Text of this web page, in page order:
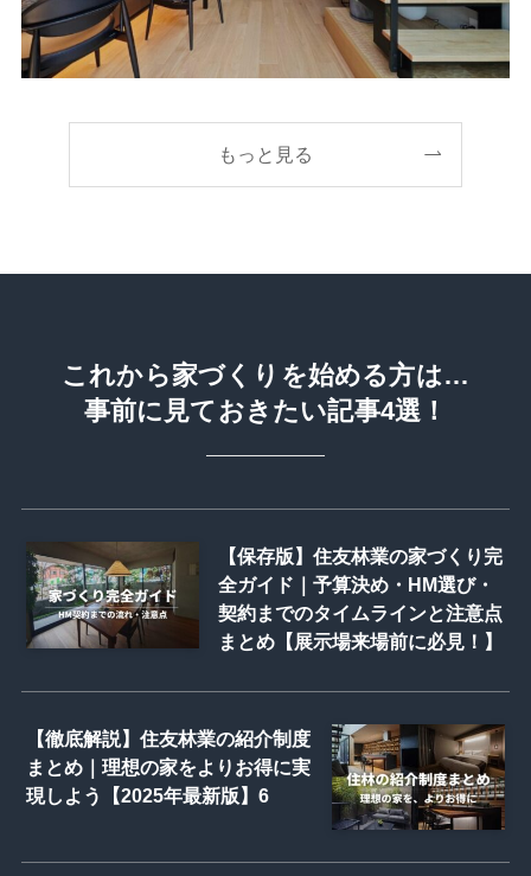
もっと見る
これから家づくりを始める方は…
事前に見ておきたい記事4選！
【保存版】住友林業の家づくり完
全ガイド｜予算決め・HM選び・
契約までのタイムラインと注意点
まとめ【展示場来場前に必見！】
【徹底解説】住友林業の紹介制度
まとめ｜理想の家をよりお得に実
現しよう【2025年最新版】6